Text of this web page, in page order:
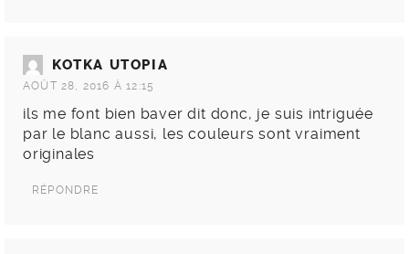
KOTKA UTOPIA
AOÛT 28, 2016 À 12:15
ils me font bien baver dit donc, je suis intriguée
par le blanc aussi, les couleurs sont vraiment
originales
RÉPONDRE